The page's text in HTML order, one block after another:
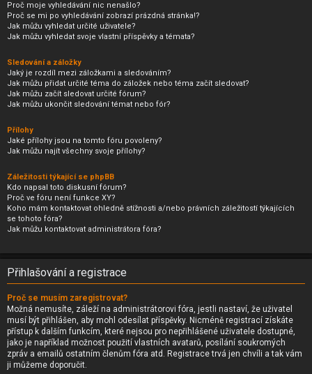
Proč moje vyhledávání nic nenašlo?
Proč se mi po vyhledávání zobrazí prázdná stránka!?
Jak můžu vyhledat určité uživatele?
Jak můžu vyhledat svoje vlastní příspěvky a témata?
Sledování a záložky
Jaký je rozdíl mezi záložkami a sledováním?
Jak můžu přidat určité téma do záložek nebo téma začít sledovat?
Jak můžu začít sledovat určité fórum?
Jak můžu ukončit sledování témat nebo fór?
Přílohy
Jaké přílohy jsou na tomto fóru povoleny?
Jak můžu najít všechny svoje přílohy?
Záležitosti týkající se phpBB
Kdo napsal toto diskusní fórum?
Proč ve fóru není funkce XY?
Koho mám kontaktovat ohledně stížnosti a/nebo právních záležitostí týkajících
se tohoto fóra?
Jak můžu kontaktovat administrátora fóra?
Přihlašování a registrace
Proč se musím zaregistrovat?
Možná nemusíte, záleží na administrátorovi fóra, jestli nastaví, že uživatel
musí být přihlášen, aby mohl odesílat příspěvky. Nicméně registrací získáte
přístup k dalším funkcím, které nejsou pro nepřihlášené uživatele dostupné,
jako je například možnost použití vlastních avatarů, posílání soukromých
zpráv a emailů ostatním členům fóra atd. Registrace trvá jen chvíli a tak vám
ji můžeme doporučit.